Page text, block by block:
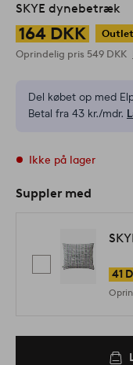
SKYE dynebetræk
164 DKK
Outlet
Oprindelig pris 549 DKK
Del købet op med
Betal fra 43 kr./mdr.
Ikke på lager
Suppler med
41